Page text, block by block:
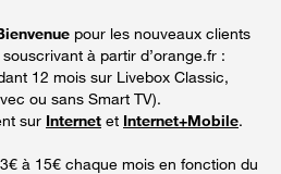
pour les nouveaux clients
à partir d’orange.fr :
12 mois sur Livebox Classic,
ou sans Smart TV).
sur Internet et Internet+Mobile.
à 15€ chaque mois en fonction du